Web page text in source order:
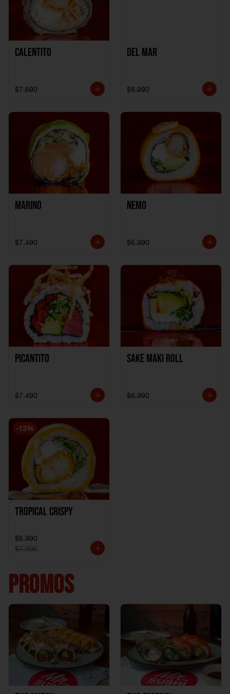
Calentito
$7.690
Del Mar
$8.990
Marino
$7.490
Nemo
$6.990
Picantito
$7.490
Sake Maki Roll
$6.990
-13%
Tropical crispy
$6.990
$7.990
PROMOS